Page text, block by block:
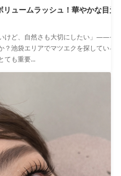
ュームラッシュ！華やかな目元
けど、自然さも大切にしたい」——そ
池袋エリアでマツエクを探している
ても重要...